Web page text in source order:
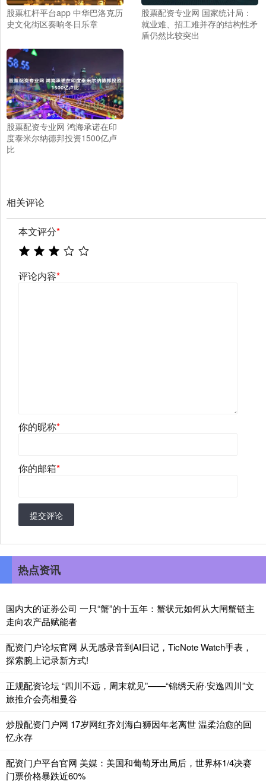
股票杠杆平台app 中华巴洛克历
史文化街区奏响冬日乐章
股票配资专业网 国家统计局：
就业难、招工难并存的结构性矛
盾仍然比较突出
股票配资专业网 鸿海承诺在印
度泰米尔纳德邦投资1500亿卢
比
相关评论
本文评分*
评论内容*
你的昵称*
你的邮箱*
提交评论
热点资讯
国内大的证券公司 一只“蟹”的十五年：蟹状元如何从大闸蟹链主
走向农产品赋能者
配资门户论坛官网 从无感录音到AI日记，TicNote Watch手表，
探索腕上记录新方式!
正规配资论坛 “四川不远，周末就见”——“锦绣天府·安逸四川”文
旅推介会亮相曼谷
炒股配资门户网 17岁网红齐刘海白狮因年老离世 温柔治愈的回
忆永存
配资门户平台官网 美媒：美国和葡萄牙出局后，世界杯1/4决赛
门票价格暴跌近60%